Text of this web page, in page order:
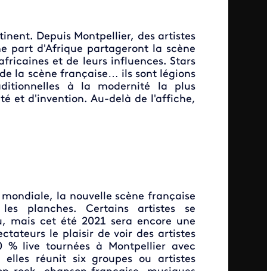
Depuis Montpellier, des artistes
part d'Afrique partageront la scène
et de leurs influences. Stars
la scène française… ils sont légions
à la modernité la plus
et d'invention. Au-delà de l'affiche,
la nouvelle scène française
planches. Certains artistes se
mais cet été 2021 sera encore une
le plaisir de voir des artistes
% live tournées à Montpellier avec
elles réunit six groupes ou artistes